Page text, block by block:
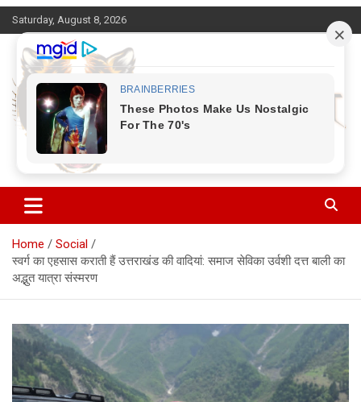
Skip
to
content
Saturday, August 8, 2026
Corbett Halchal (कॉर्बेट हलचल)
Home
Social
स्वर्ग का एहसास कराती हैं उत्तराखंड की वादियां: समाज सेविका उर्वशी दत्त बाली का
अद्भुत यात्रा संस्मरण